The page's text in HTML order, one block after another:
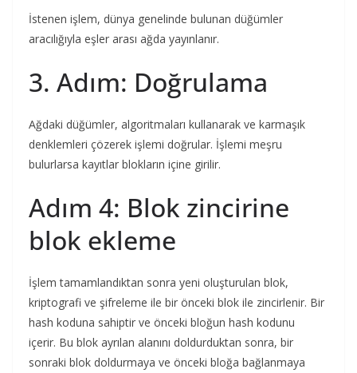
İstenen işlem, dünya genelinde bulunan düğümler
aracılığıyla eşler arası ağda yayınlanır.
3. Adım: Doğrulama
Ağdaki düğümler, algoritmaları kullanarak ve karmaşık
denklemleri çözerek işlemi doğrular. İşlemi meşru
bulurlarsa kayıtlar blokların içine girilir.
Adım 4: Blok zincirine
blok ekleme
İşlem tamamlandıktan sonra yeni oluşturulan blok,
kriptografi ve şifreleme ile bir önceki blok ile zincirlenir. Bir
hash koduna sahiptir ve önceki bloğun hash kodunu
içerir. Bu blok ayrılan alanını doldurduktan sonra, bir
sonraki blok doldurmaya ve önceki bloğa bağlanmaya